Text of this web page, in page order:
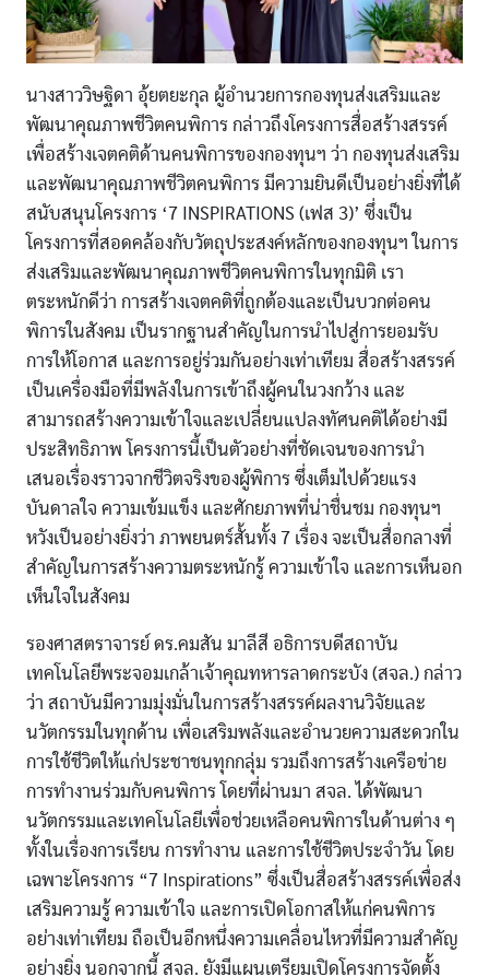
นางสาววิษฐิดา อุ้ยตยะกุล ผู้อำนวยการกองทุนส่งเสริมและ
พัฒนาคุณภาพชีวิตคนพิการ กล่าวถึงโครงการสื่อสร้างสรรค์
เพื่อสร้างเจตคติด้านคนพิการของกองทุนฯ ว่า กองทุนส่งเสริม
และพัฒนาคุณภาพชีวิตคนพิการ มีความยินดีเป็นอย่างยิ่งที่ได้
สนับสนุนโครงการ ‘7 INSPIRATIONS (เฟส 3)’ ซึ่งเป็น
โครงการที่สอดคล้องกับวัตถุประสงค์หลักของกองทุนฯ ในการ
ส่งเสริมและพัฒนาคุณภาพชีวิตคนพิการในทุกมิติ เรา
ตระหนักดีว่า การสร้างเจตคติที่ถูกต้องและเป็นบวกต่อคน
พิการในสังคม เป็นรากฐานสำคัญในการนำไปสู่การยอมรับ
การให้โอกาส และการอยู่ร่วมกันอย่างเท่าเทียม สื่อสร้างสรรค์
เป็นเครื่องมือที่มีพลังในการเข้าถึงผู้คนในวงกว้าง และ
สามารถสร้างความเข้าใจและเปลี่ยนแปลงทัศนคติได้อย่างมี
ประสิทธิภาพ โครงการนี้เป็นตัวอย่างที่ชัดเจนของการนำ
เสนอเรื่องราวจากชีวิตจริงของผู้พิการ ซึ่งเต็มไปด้วยแรง
บันดาลใจ ความเข้มแข็ง และศักยภาพที่น่าชื่นชม กองทุนฯ
หวังเป็นอย่างยิ่งว่า ภาพยนตร์สั้นทั้ง 7 เรื่อง จะเป็นสื่อกลางที่
สำคัญในการสร้างความตระหนักรู้ ความเข้าใจ และการเห็นอก
เห็นใจในสังคม
รองศาสตราจารย์ ดร.คมสัน มาลีสี อธิการบดีสถาบัน
เทคโนโลยีพระจอมเกล้าเจ้าคุณทหารลาดกระบัง (สจล.) กล่าว
ว่า สถาบันมีความมุ่งมั่นในการสร้างสรรค์ผลงานวิจัยและ
นวัตกรรมในทุกด้าน เพื่อเสริมพลังและอำนวยความสะดวกใน
การใช้ชีวิตให้แก่ประชาชนทุกกลุ่ม รวมถึงการสร้างเครือข่าย
การทำงานร่วมกับคนพิการ โดยที่ผ่านมา สจล. ได้พัฒนา
นวัตกรรมและเทคโนโลยีเพื่อช่วยเหลือคนพิการในด้านต่าง ๆ
ทั้งในเรื่องการเรียน การทำงาน และการใช้ชีวิตประจำวัน โดย
เฉพาะโครงการ “7 Inspirations” ซึ่งเป็นสื่อสร้างสรรค์เพื่อส่ง
เสริมความรู้ ความเข้าใจ และการเปิดโอกาสให้แก่คนพิการ
อย่างเท่าเทียม ถือเป็นอีกหนึ่งความเคลื่อนไหวที่มีความสำคัญ
อย่างยิ่ง นอกจากนี้ สจล. ยังมีแผนเตรียมเปิดโครงการจัดตั้ง